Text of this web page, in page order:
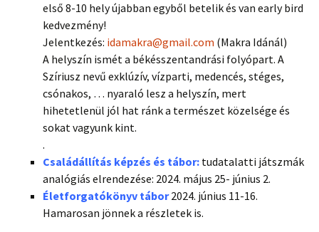
első 8-10 hely újabban egyből betelik és van early bird
kedvezmény!
Jelentkezés: idamakra@gmail.com (Makra Idánál)
A helyszín ismét a békésszentandrási folyópart. A
Szíriusz nevű exklúzív, vízparti, medencés, stéges,
csónakos, … nyaraló lesz a helyszín, mert
hihetetlenül jól hat ránk a természet közelsége és
sokat vagyunk kint.
.
Családállítás képzés és tábor: tudatalatti játszmák
analógiás elrendezése: 2024. május 25- június 2.
Életforgatókönyv tábor2024. június 11-16.
Hamarosan jönnek a részletek is.